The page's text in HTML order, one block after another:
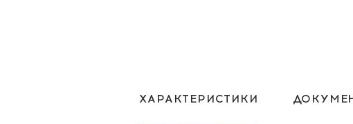
ХАРАКТЕРИСТИКИ